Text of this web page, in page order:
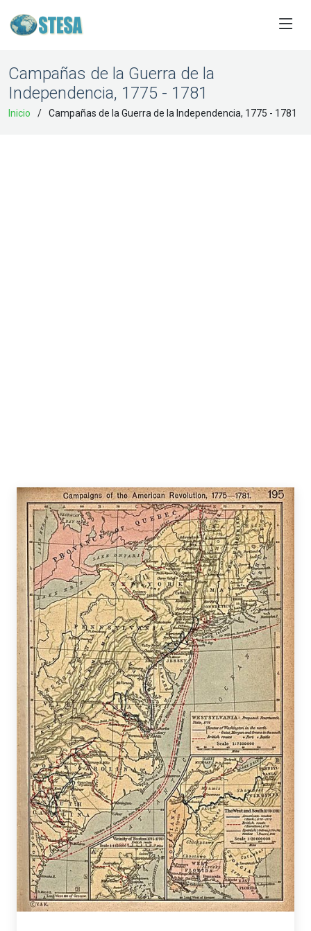
Campañas de la Guerra de la
Independencia, 1775 - 1781
Inicio Campañas de la Guerra de la Independencia, 1775 - 1781